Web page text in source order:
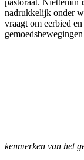
pastoraat. Niettemin
nadrukkelijk onder
vraagt om eerbied
kenmerken van het